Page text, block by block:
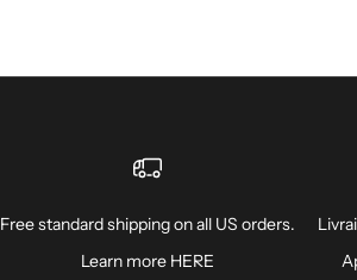
Free standard shipping on all US orders.
Learn more HERE